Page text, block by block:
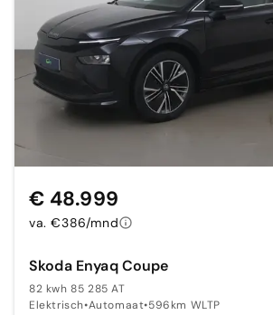
Skoda Enyaq Coupe
82 kwh 85 285 AT
Elektrisch•Automaat•596km WLTP
€ 48.999
va. €386/mnd